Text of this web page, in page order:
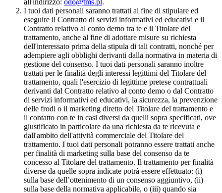
all'indirizzo: odo@tms.pl.
I tuoi dati personali saranno trattati al fine di stipulare ed
eseguire il Contratto di servizi informativi ed educativi e il
Contratto relativo al conto demo tra te e il Titolare del
trattamento, anche al fine di adottare misure su richiesta
dell'interessato prima della stipula di tali contratti, nonché per
adempiere agli obblighi derivanti dalla normativa in materia di
gestione del consenso. I tuoi dati personali saranno inoltre
trattati per le finalità degli interessi legittimi del Titolare del
trattamento, quali l'esercizio di legittime pretese contrattuali
derivanti dal Contratto relativo al conto demo o dal Contratto
di servizi informativi ed educativi, la sicurezza, la prevenzione
delle frodi o il marketing diretto del Titolare del trattamento e
il contatto con te in casi diversi da quelli sopra specificati, ove
giustificato in particolare da una richiesta da te ricevuta e
dall'ambito dell'attività commerciale del Titolare del
trattamento. I tuoi dati personali potranno essere trattati anche
per finalità di marketing sulla base del consenso da te
concesso al Titolare del trattamento. Il trattamento per finalità
diverse da quelle sopra indicate potrà essere effettuato: (i)
sulla base dell’ottenimento di un consenso aggiuntivo, (ii)
sulla base della normativa applicabile, o (iii) quando sia